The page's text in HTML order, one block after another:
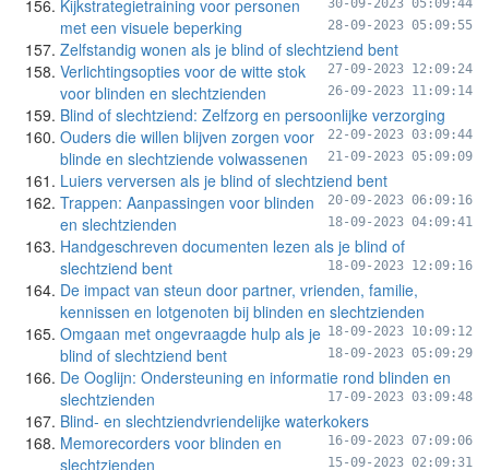
30-09-2023 05:09:44
Kijkstrategietraining voor personen
met een visuele beperking
28-09-2023 05:09:55
Zelfstandig wonen als je blind of slechtziend bent
27-09-2023 12:09:24
Verlichtingsopties voor de witte stok
voor blinden en slechtzienden
26-09-2023 11:09:14
Blind of slechtziend: Zelfzorg en persoonlijke verzorging
22-09-2023 03:09:44
Ouders die willen blijven zorgen voor
blinde en slechtziende volwassenen
21-09-2023 05:09:09
Luiers verversen als je blind of slechtziend bent
20-09-2023 06:09:16
Trappen: Aanpassingen voor blinden
en slechtzienden
18-09-2023 04:09:41
Handgeschreven documenten lezen als je blind of
slechtziend bent
18-09-2023 12:09:16
De impact van steun door partner, vrienden, familie,
kennissen en lotgenoten bij blinden en slechtzienden
18-09-2023 10:09:12
Omgaan met ongevraagde hulp als je
blind of slechtziend bent
18-09-2023 05:09:29
De Ooglijn: Ondersteuning en informatie rond blinden en
slechtzienden
17-09-2023 03:09:48
Blind- en slechtziendvriendelijke waterkokers
16-09-2023 07:09:06
Memorecorders voor blinden en
slechtzienden
15-09-2023 02:09:31